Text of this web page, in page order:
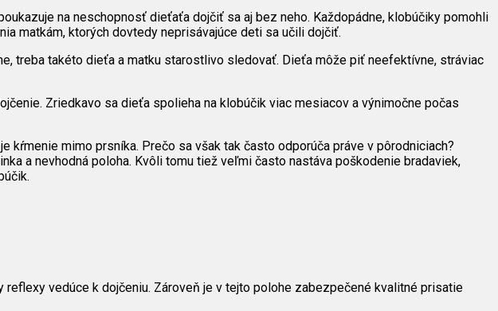
na neschopnosť dieťaťa dojčiť sa aj bez neho. Každopádne, klobúčiky pomohli
matkám, ktorých dovtedy neprisávajúce deti sa učili dojčiť.
treba takéto dieťa a matku starostlivo sledovať. Dieťa môže piť neefektívne, stráviac
Zriedkavo sa dieťa spolieha na klobúčik viac mesiacov a výnimočne počas
mimo prsníka. Prečo sa však tak často odporúča práve v pôrodniciach?
a nevhodná poloha. Kvôli tomu tiež veľmi často nastáva poškodenie bradaviek,
vedúce k dojčeniu. Zároveň je v tejto polohe zabezpečené kvalitné prisatie